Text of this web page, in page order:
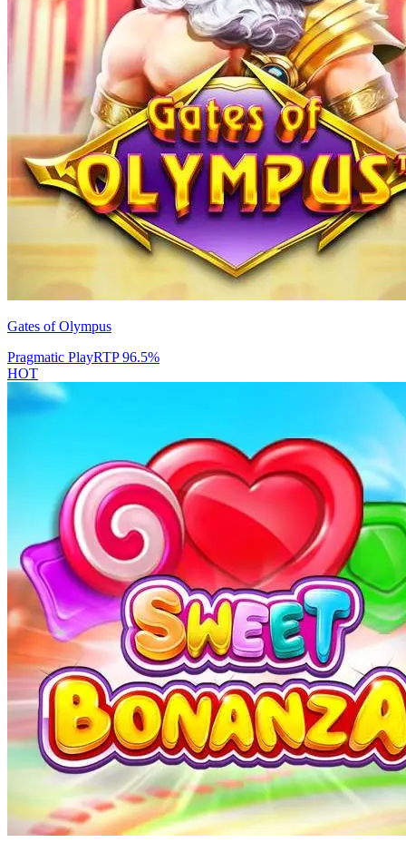
Gates of Olympus
Pragmatic PlayRTP96.5%
HOT